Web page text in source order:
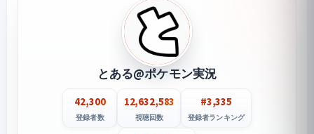
とある@ポケモン実況
42,300
登録者数
12,632,583
視聴回数
#3,335
登録者ランキング